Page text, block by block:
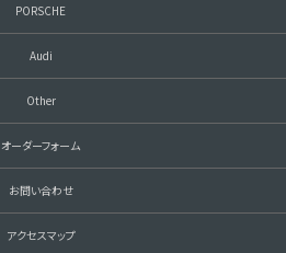
PORSCHE
Audi
Other
オーダーフォーム
お問い合わせ
アクセスマップ